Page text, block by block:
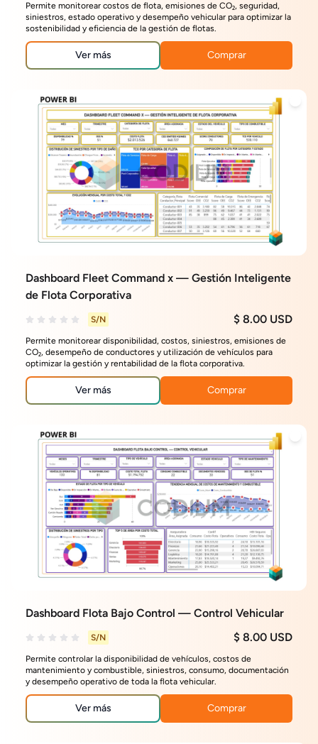
Permite monitorear costos de flota, emisiones de CO₂, seguridad,
siniestros, estado operativo y desempeño vehicular para optimizar la
sostenibilidad y eficiencia de la gestión de flotas.
Ver más Comprar
Dashboard Fleet Command x — Gestión Inteligente
de Flota Corporativa
S/N $ 8.00 USD
Permite monitorear disponibilidad, costos, siniestros, emisiones de
CO₂, desempeño de conductores y utilización de vehículos para
optimizar la gestión y rentabilidad de la flota corporativa.
Ver más Comprar
Dashboard Flota Bajo Control — Control Vehicular
S/N $ 8.00 USD
Permite controlar la disponibilidad de vehículos, costos de
mantenimiento y combustible, siniestros, consumo, documentación
y desempeño operativo de toda la flota vehicular.
Ver más Comprar